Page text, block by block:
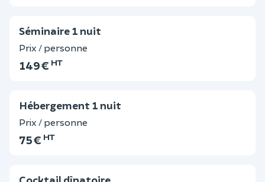
Séminaire 1 nuit
Prix / personne
149 € HT
Hébergement 1 nuit
Prix / personne
75 € HT